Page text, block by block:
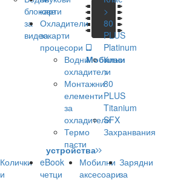
блокове
за
видеокарти
карти
Охладители
за
процесори
Водни
охладители
Монтажни
елементи
за
охладители
Термо
пасти
>
80
PLUS
Platinum
Клас
>
80
PLUS
Titanium
SFX
Захранвания
Мобилни
устройства
Колички
и
eBook
четци
Мобилни
аксесоари
Зарядни
за